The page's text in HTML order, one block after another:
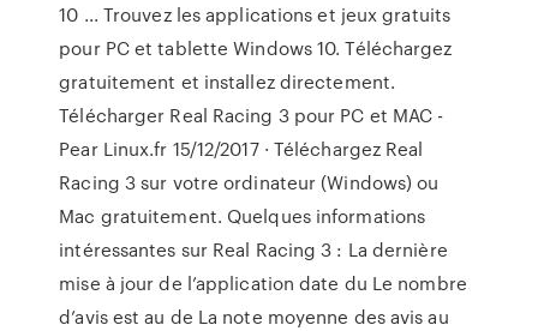
10 ... Trouvez les applications et jeux gratuits
pour PC et tablette Windows 10. Téléchargez
gratuitement et installez directement.
Télécharger Real Racing 3 pour PC et MAC -
Pear Linux.fr 15/12/2017 · Téléchargez Real
Racing 3 sur votre ordinateur (Windows) ou
Mac gratuitement. Quelques informations
intéressantes sur Real Racing 3 : La dernière
mise à jour de l’application date du Le nombre
d’avis est au de La note moyenne des avis au